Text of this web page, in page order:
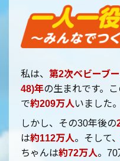
私は、 第2次ベビーブ
48)年の生まれです。
で約209万人いました。
しかし、その30年後の
は約112万人。そして、
ちゃんは約72万人。70